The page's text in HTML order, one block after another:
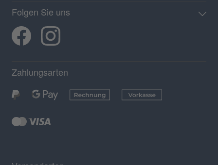
Folgen Sie uns
Zahlungsarten